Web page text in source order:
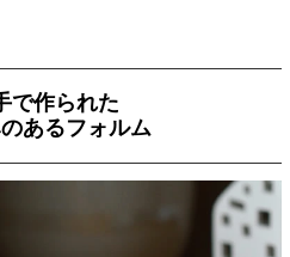
で作られた
あるフォルム